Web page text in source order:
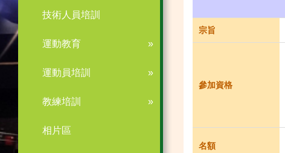
技術人員培訓
運動教育
運動員培訓
教練培訓
相片區
宗旨
參加資格
名額